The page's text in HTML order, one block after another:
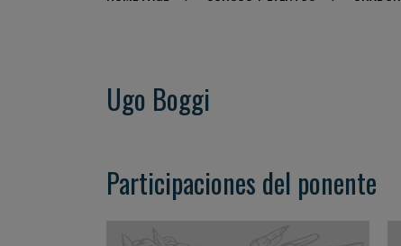
Ugo Boggi
Participaciones del ponente